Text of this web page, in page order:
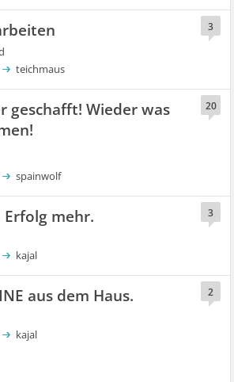
3
teichmaus
geschafft! Wieder was
20
spainwolf
mehr. 3
kajal
aus dem Haus. 2
kajal